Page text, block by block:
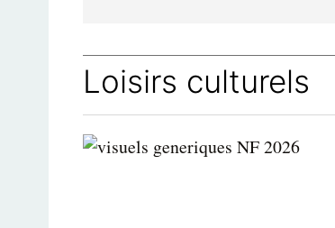
Loisirs culturels